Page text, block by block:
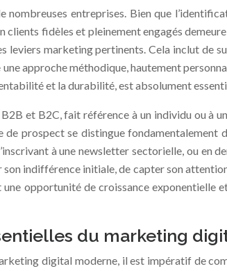
entreprises. Bien que
fidèles et pleinement engagés
marketing pertinents. Cela inclut de
approche méthodique, hautement
et la durabilité, est absolument
et B2C, fait référence à un individu ou à
prospect se distingue fondamentalement
à une newsletter sectorielle, ou en
indifférence initiale, de capter son
opportunité de croissance exponentielle
du marketing
digital moderne, il est impératif de